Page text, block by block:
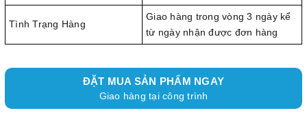
Tình Trạng Hàng
Giao hàng trong vòng 3 ngày kể
từ ngày nhận được đơn hàng
ĐẶT MUA SẢN PHẨM NGAY
Giao hàng tại công trình